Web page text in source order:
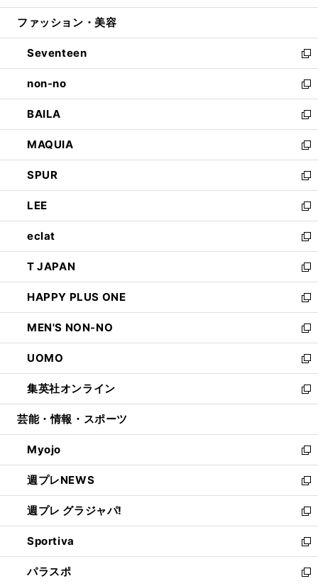
開
ウ
開
く
ン
ウ
で
開
く
ウ
ン
ド
ウ
で
開
く
ファッション・美容
Seventeen
新
し
い
ウ
ィ
ン
ド
ウ
で
開
く
non-no
新
し
い
ウ
ィ
ン
ド
ウ
で
開
く
BAILA
新
し
い
ウ
ィ
ン
ド
ウ
で
開
く
MAQUIA
新
し
い
ウ
ィ
ン
ド
ウ
で
開
く
SPUR
新
し
い
ウ
ィ
ン
ド
ウ
で
開
く
LEE
新
し
い
ウ
ィ
ン
ド
ウ
で
開
く
eclat
新
し
い
ウ
ィ
ン
ド
ウ
で
開
く
T JAPAN
新
し
い
ウ
ィ
ン
ド
ウ
で
開
HAPPY PLUS ONE
新
し
い
ウ
ィ
ン
ド
ウ
開
く
MEN'S NON-NO
新
し
い
ウ
ィ
ン
ウ
で
開
く
UOMO
新
し
い
ウ
ン
ド
ウ
で
開
く
集英社オンライン
新
し
ウ
ィ
ン
ド
ウ
で
開
く
芸能・情報・スポーツ
Myojo
新
し
い
ウ
ィ
ン
ド
ウ
で
週プレNEWS
新
し
い
ウ
ィ
ン
ド
週プレ グラジャパ!
新
し
い
ウ
ィ
Sportiva
新
し
い
パラスポ
新